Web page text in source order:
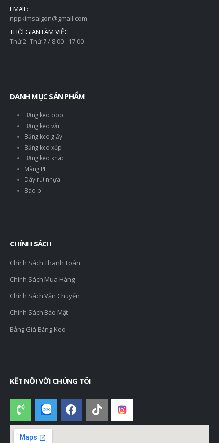
EMAIL:
nppkimsaigon@gmail.com
THỜI GIAN LÀM VIỆC
Thứ 2- Thứ 7 / 8:00 - 17:00
DANH MỤC SẢN PHẨM
Băng keo opp
Băng keo vải
Băng keo giấy
Băng keo xốp
Băng keo khác
Màng PE
Dây rút nhựa
Bao bì
CHÍNH SÁCH
Chính Sách Thanh Toán
Chính Sách Mua Hàng
Chính Sách Vận Chuyển
Chính Sách Bảo Mật
Bảng Giá Băng Keo
KẾT NỐI VỚI CHÚNG TÔI